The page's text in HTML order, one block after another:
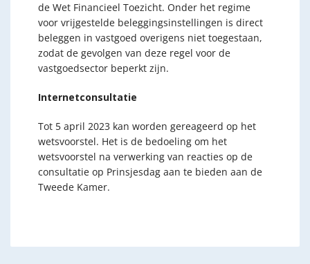
de Wet Financieel Toezicht. Onder het regime
voor vrijgestelde beleggingsinstellingen is direct
beleggen in vastgoed overigens niet toegestaan,
zodat de gevolgen van deze regel voor de
vastgoedsector beperkt zijn.
Internetconsultatie
Tot 5 april 2023 kan worden gereageerd op het
wetsvoorstel. Het is de bedoeling om het
wetsvoorstel na verwerking van reacties op de
consultatie op Prinsjesdag aan te bieden aan de
Tweede Kamer.